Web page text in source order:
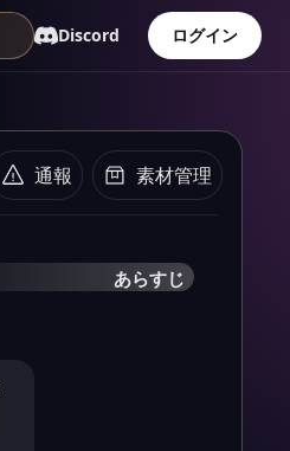
Discord ログイン
通報 素材管理
あらすじ